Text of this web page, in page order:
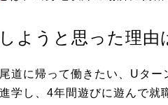
ようと思った理由
道に帰って働きたい、Uタ
学し、4年間遊びに遊んで就